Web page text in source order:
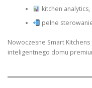
kitchen analytics,
pełne
Nowoczesne Smart
inteligentnego domu